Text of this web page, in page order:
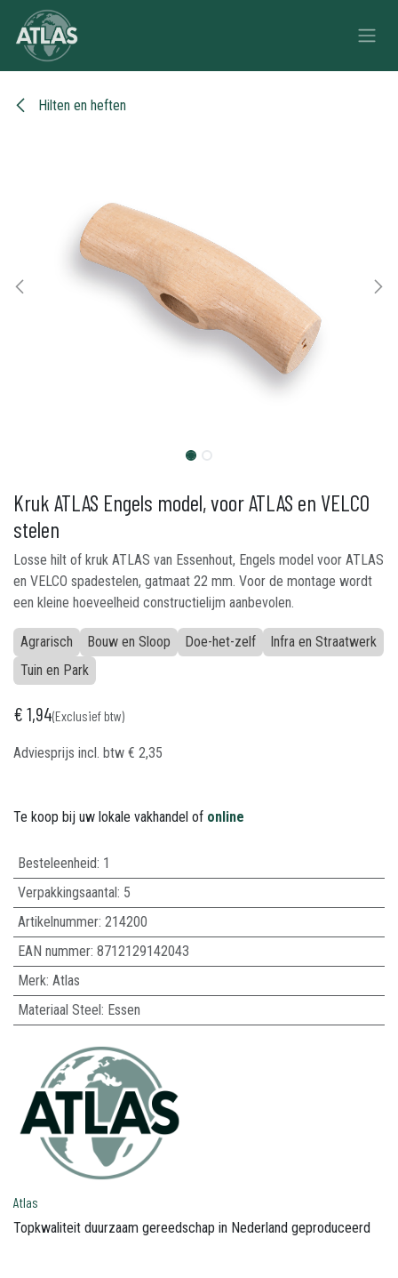
Overslaan naar inhoud
Hilten en heften
Kruk ATLAS Engels model, voor ATLAS en VELCO
stelen
Losse hilt of kruk ATLAS van Essenhout, Engels model voor ATLAS
en VELCO spadestelen, gatmaat 22 mm. Voor de montage wordt
een kleine hoeveelheid constructielijm aanbevolen.
Agrarisch Bouw en Sloop Doe-het-zelf
Infra en Straatwerk
Tuin en Park
€1,94(Exclusief btw)
Adviesprijs incl. btw € 2,35
Te koop bij uw lokale vakhandel of online
Besteleenheid: 1
Verpakkingsaantal: 5
Artikelnummer: 214200
EAN nummer: 8712129142043
Merk: Atlas
Materiaal Steel: Essen
Atlas
Topkwaliteit duurzaam gereedschap in Nederland geproduceerd